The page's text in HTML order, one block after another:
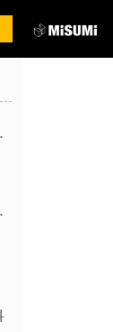
秘面纱
用解析